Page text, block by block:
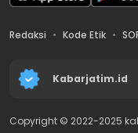
Redaksi Kode Etik
Kabarjatim.id
Copyright © 2022-2025